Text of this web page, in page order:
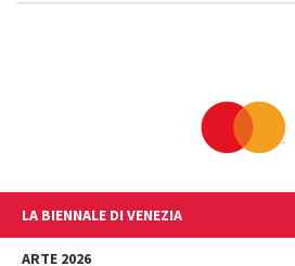
LA BIENNALE DI VENEZIA
L'Istituzione
ARTE 2026